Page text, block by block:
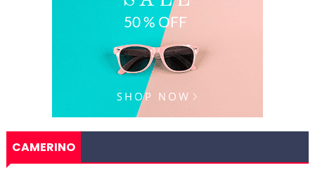
CAMERINO